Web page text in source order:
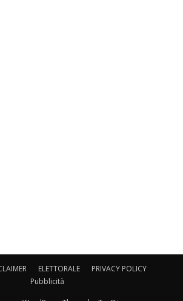
ELETTORALE
PRIVACY POLICY
Pubblicità